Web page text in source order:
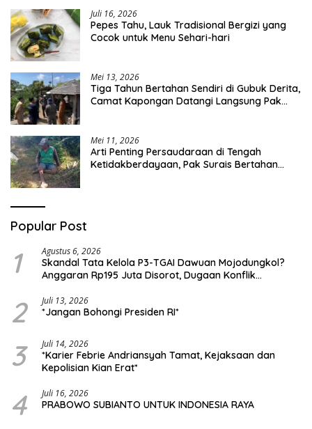
Juli 16, 2026
Pepes Tahu, Lauk Tradisional Bergizi yang
Cocok untuk Menu Sehari-hari
Mei 13, 2026
Tiga Tahun Bertahan Sendiri di Gubuk Derita,
Camat Kapongan Datangi Langsung Pak
Mei 11, 2026
Arti Penting Persaudaraan di Tengah
Ketidakberdayaan, Pak Surais Bertahan
Popular Post
1 Agustus 6, 2026
Skandal Tata Kelola P3-TGAI Dawuan Mojodungkol?
Anggaran Rp195 Juta Disorot, Dugaan Konflik
2 Juli 13, 2026
*Jangan Bohongi Presiden RI*
3 Juli 14, 2026
*Karier Febrie Andriansyah Tamat, Kejaksaan dan
Kepolisian Kian Erat*
4 Juli 16, 2026
PRABOWO SUBIANTO UNTUK INDONESIA RAYA